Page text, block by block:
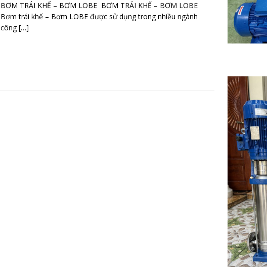
BƠM TRÁI KHẾ – BƠM LOBE BƠM TRÁI KHẾ – BƠM LOBE
Bơm trái khế – Bơm LOBE được sử dụng trong nhiều ngành
công[…]